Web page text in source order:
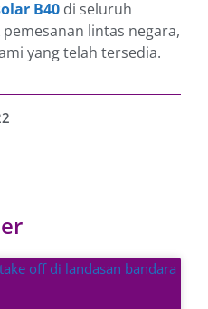
B40 di seluruh
lintas negara,
yang telah tersedia.